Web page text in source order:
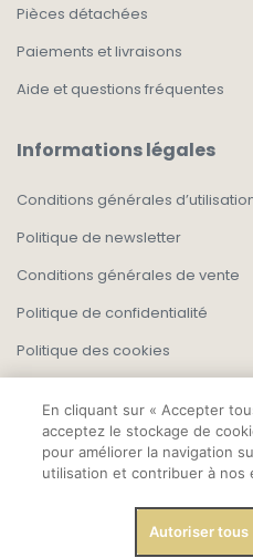
Pièces détachées
Paiements et livraisons
Aide et questions fréquentes
Informations légales
Conditions générales
Politique de newsletter
Conditions générales de vente
Politique de confidentialité
Politique des cookies
Copyright, Tout
En cliquant sur « Accepter
acceptez le stockage de
pour améliorer la navigation
utilisation et contribuer à nos
Autoriser tous